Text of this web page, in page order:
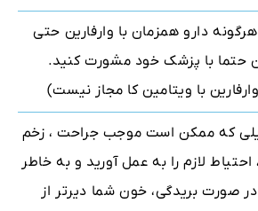
دارو همزمان با وارفارین حتی
حتما با پزشک خود مشورت کنید.
با ویتامین کا مجاز نیست)
که ممکن است موجب جراحت ، زخم
لازم را به عمل آورید و به خاطر
صورت بریدگی، خون شما دیرتر از